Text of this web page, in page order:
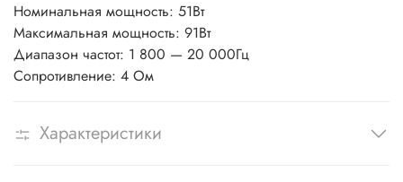
Номинальная мощность: 51Вт
Максимальная мощность: 91Вт
Диапазон частот: 1 800 — 20 000Гц
Сопротивление: 4 Ом
Характеристики